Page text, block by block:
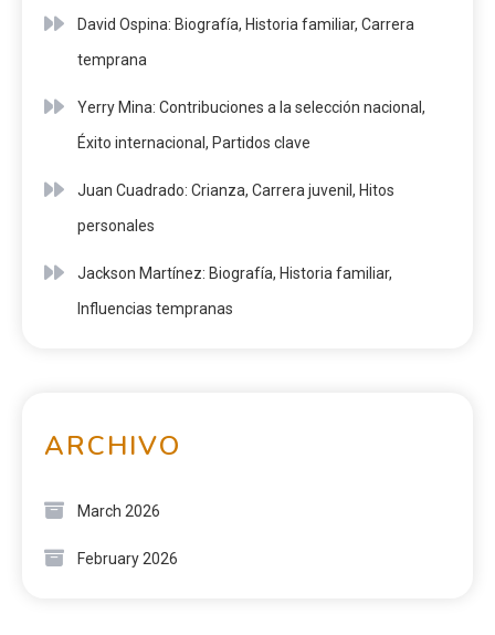
David Ospina: Biografía, Historia familiar, Carrera
temprana
Yerry Mina: Contribuciones a la selección nacional,
Éxito internacional, Partidos clave
Juan Cuadrado: Crianza, Carrera juvenil, Hitos
personales
Jackson Martínez: Biografía, Historia familiar,
Influencias tempranas
ARCHIVO
March 2026
February 2026